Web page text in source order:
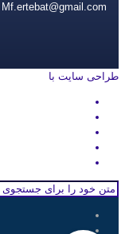
Mf.ertebat@gmail.com
طراحی سایت با